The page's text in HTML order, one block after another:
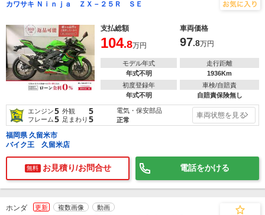
カワサキ Ｎｉｎｊａ ＺＸ－２５Ｒ ＳＥ
支払総額 車両価格
104.8万円 97.8万円
モデル年式
年式不明
走行距離
1936Km
初度登録年
年式不明
車検/自賠責
自賠責保険無し
エンジン5 外観 5
フレーム5 足まわり 5
電気・保安部品
正常
車両状態を見る
福岡県 久留米市
バイク王 久留米店
無料 お見積り/お問合せ 電話をかける
ホンダ 更新 複数画像 動画